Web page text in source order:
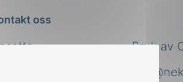
oss
Bruk av